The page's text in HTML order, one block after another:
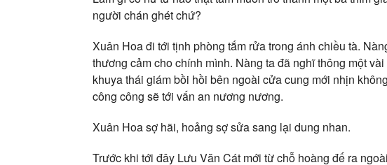
người chán ghét chứ?
Xuân Hoa đi tới tịnh phòng tắm rửa trong ánh chiều tà.
thương cảm cho chính mình. Nàng ta đã nghĩ thông một
khuya thái giám bồi hồi bên ngoài cửa cung mới nhịn
công công sẽ tới vấn an nương nương.
Xuân Hoa sợ hãi, hoảng sợ sửa sang lại dung nhan.
Trước khi tới đây Lưu Văn Cát mới từ chỗ hoàng đế ra